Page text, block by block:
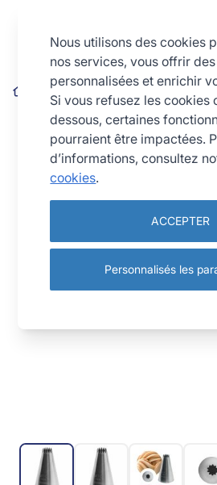
Douille à petits fours - inox - 14
Nous utilisons des cookies
nos services, vous offrir
personnalisées et enrichir
Si vous refusez les cookies
dessous, certaines
pourraient être impactées.
d’informations, consultez
cookies.
ACCEPTER
Personnalisés les